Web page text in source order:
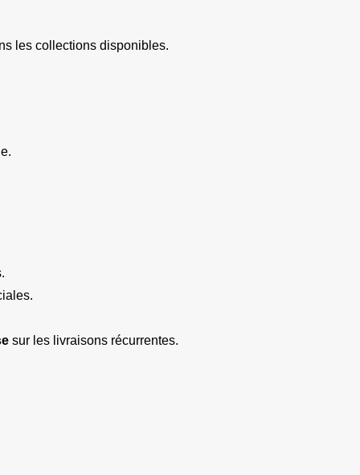
les collections disponibles.
sur les livraisons récurrentes.